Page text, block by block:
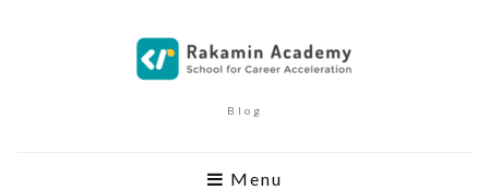
Blog
Menu